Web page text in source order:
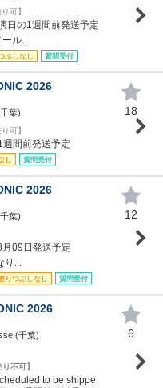
可】
日の1週間前発送予定
ル...
ぶしなし 質問受付
2026
葉)
可】
週間前発送予定
し 質問受付
18
2026
葉)
09日発送予定
り...
りつぶしなし 質問受付
12
2026
(千葉)
り不可】
to be shippe
6